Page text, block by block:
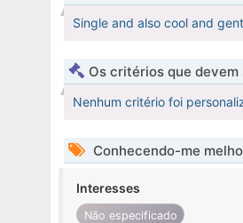
Single and also cool and
Os critérios que
Nenhum critério foi
Conhecendo-me
Interesses
Não especificado